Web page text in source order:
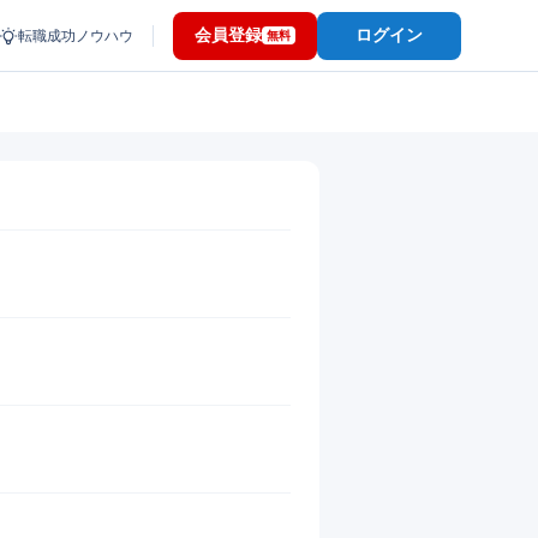
転職成功ノウハウ 会員登録 無料 ログイン